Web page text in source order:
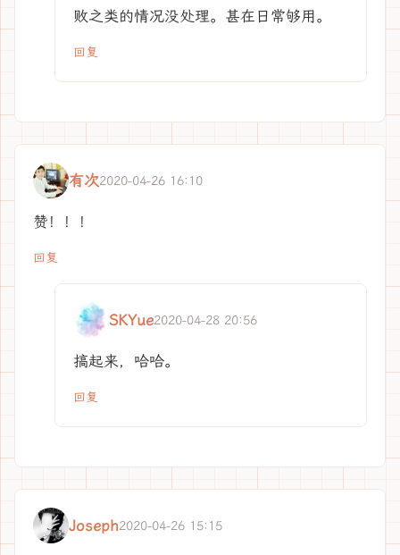
败之类的情况没处理。甚在日常够用。
回复
有次2020-04-26 16:10
赞！！！
回复
SKYue2020-04-28 20:56
搞起来，哈哈。
回复
Joseph2020-04-26 15:15